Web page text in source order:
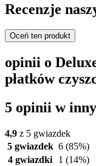
Recenzje
Oceń ten produkt
opinii o
płatków
5 opinii w
4,9 z 5 gwiazdek
5 gwiazdek 6 (85%)
4 gwiazdki
1 (14%)